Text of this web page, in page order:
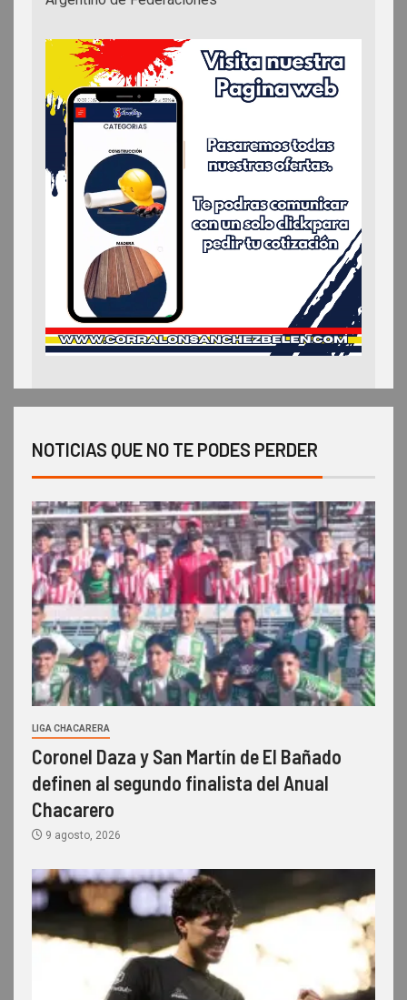
NOTICIAS QUE NO TE PODES PERDER
LIGA CHACARERA
Coronel Daza y San Martín de El Bañado
definen al segundo finalista del Anual
Chacarero
9 agosto, 2026